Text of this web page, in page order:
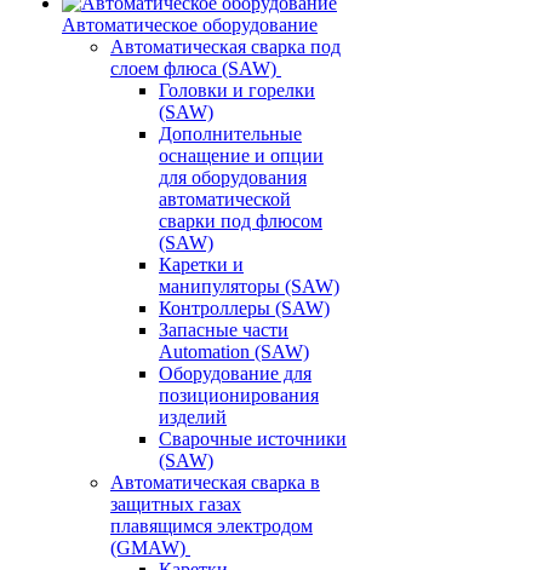
Автоматическое оборудование
Автоматическая сварка под
слоем флюса (SAW)
Головки и горелки
(SAW)
Дополнительные
оснащение и опции
для оборудования
автоматической
сварки под флюсом
(SAW)
Каретки и
манипуляторы (SAW)
Контроллеры (SAW)
Запасные части
Automation (SAW)
Оборудование для
позиционирования
изделий
Сварочные источники
(SAW)
Автоматическая сварка в
защитных газах
плавящимся электродом
(GMAW)